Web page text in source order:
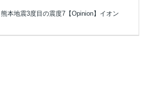
本地震3度目の震度7【Opinion】イオン